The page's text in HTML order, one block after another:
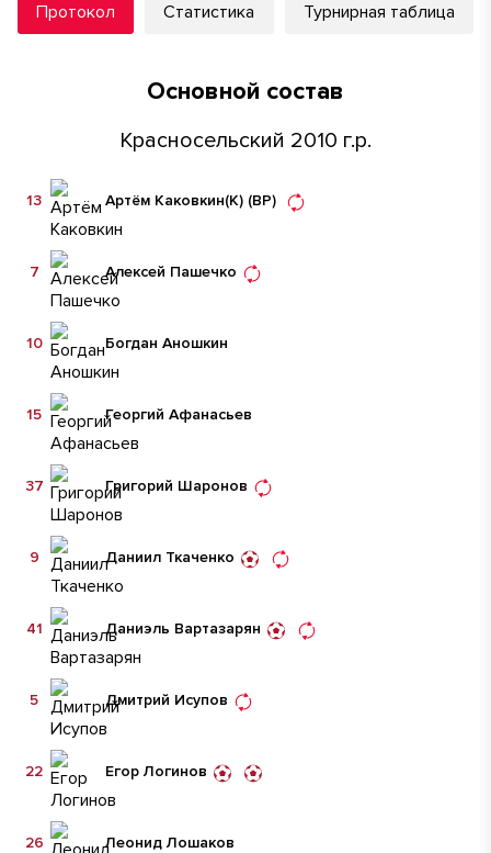
Протокол Статистика Турнирная таблица
Основной состав
Красносельский 2010 г.р.
Артём Каковкин(К) (ВР)
13
Алексей Пашечко
7
Богдан Аношкин
10
Георгий Афанасьев
15
Григорий Шаронов
37
Даниил Ткаченко
9
Даниэль Вартазарян
41
Дмитрий Исупов
5
Егор Логинов
22
Леонид Лошаков
26